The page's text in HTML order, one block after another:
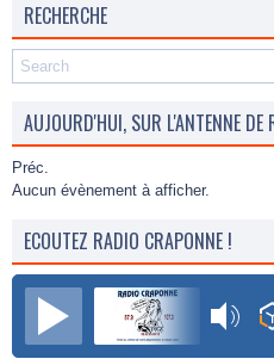
RECHERCHE
AUJOURD'HUI, SUR L'ANTENNE DE
Préc.
Aucun évènement à afficher.
ECOUTEZ RADIO CRAPONNE !
Radio Craponne FM